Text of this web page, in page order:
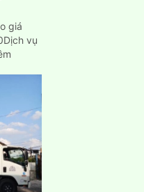
giá
vụ
Thuê
Xe
Tải
Chở
Hàng
Tp.HCM,